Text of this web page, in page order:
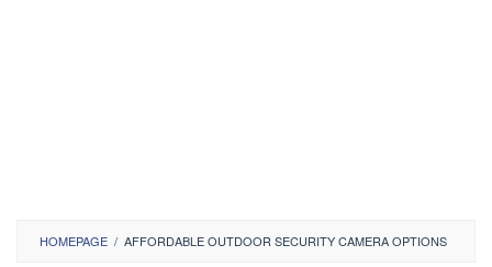
HOMEPAGE / AFFORDABLE OUTDOOR SECURITY CAMERA OPTIONS